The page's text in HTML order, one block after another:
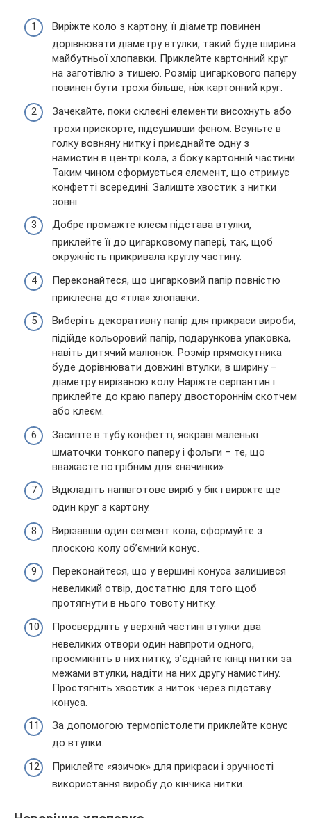
Виріжте коло з картону, її діаметр повинен
дорівнювати діаметру втулки, такий буде ширина
майбутньої хлопавки. Приклейте картонний круг
на заготівлю з тишею. Розмір цигаркового паперу
повинен бути трохи більше, ніж картонний круг.
Зачекайте, поки склеєні елементи висохнуть або
трохи прискорте, підсушивши феном. Всуньте в
голку вовняну нитку і приєднайте одну з
намистин в центрі кола, з боку картонній частини.
Таким чином сформується елемент, що стримує
конфетті всередині. Залиште хвостик з нитки
зовні.
Добре промажте клеєм підстава втулки,
приклейте її до цигарковому папері, так, щоб
окружність прикривала круглу частину.
Переконайтеся, що цигарковий папір повністю
приклеєна до «тіла» хлопавки.
Виберіть декоративну папір для прикраси вироби,
підійде кольоровий папір, подарункова упаковка,
навіть дитячий малюнок. Розмір прямокутника
буде дорівнювати довжині втулки, в ширину –
діаметру вирізаною колу. Наріжте серпантин і
приклейте до краю паперу двостороннім скотчем
або клеєм.
Засипте в тубу конфетті, яскраві маленькі
шматочки тонкого паперу і фольги – те, що
вважаєте потрібним для «начинки».
Відкладіть напівготове виріб у бік і виріжте ще
один круг з картону.
Вирізавши один сегмент кола, сформуйте з
плоскою колу об’ємний конус.
Переконайтеся, що у вершині конуса залишився
невеликий отвір, достатню для того щоб
протягнути в нього товсту нитку.
Просвердліть у верхній частині втулки два
невеликих отвори один навпроти одного,
просмикніть в них нитку, з’єднайте кінці нитки за
межами втулки, надіти на них другу намистину.
Простягніть хвостик з ниток через підставу
конуса.
За допомогою термопістолети приклейте конус
до втулки.
Приклейте «язичок» для прикраси і зручності
використання виробу до кінчика нитки.